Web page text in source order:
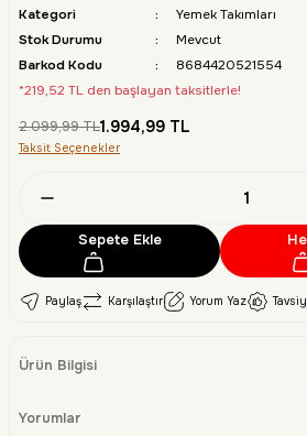
Kategori
Yemek Takımları
Stok Durumu
Mevcut
Barkod Kodu
8684420521554
*219,52 TL den başlayan taksitlerle!
2.099,99 TL1.994,99 TL
Taksit Seçenekler
Sepete Ekle
Paylaş Karşılaştır Yorum Yaz
Ürün Bilgisi
Yorumlar